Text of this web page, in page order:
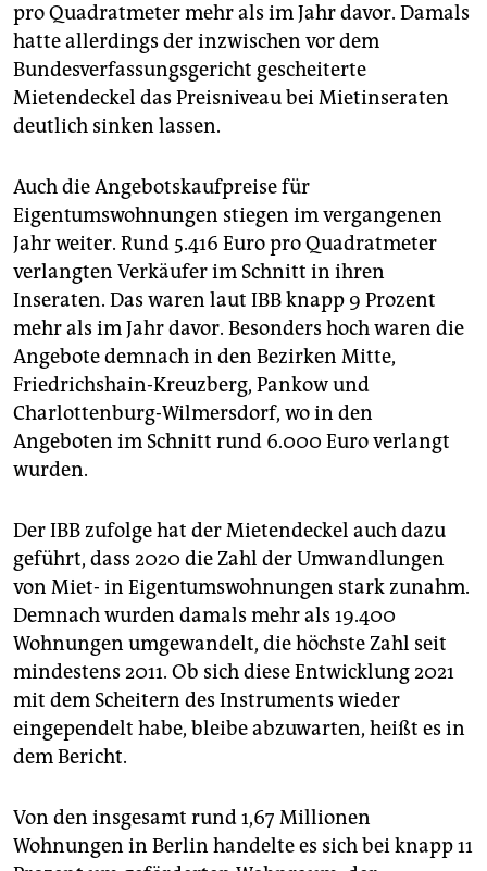
epaper login
pro Quadratmeter mehr als im Jahr davor. Damals
hatte allerdings der inzwischen vor dem
Bundesverfassungsgericht gescheiterte
Mietendeckel das Preisniveau bei Mietinseraten
deutlich sinken lassen.
Auch die Angebotskaufpreise für
Eigentumswohnungen stiegen im vergangenen
Jahr weiter. Rund 5.416 Euro pro Quadratmeter
verlangten Verkäufer im Schnitt in ihren
Inseraten. Das waren laut IBB knapp 9 Prozent
mehr als im Jahr davor. Besonders hoch waren die
Angebote demnach in den Bezirken Mitte,
Friedrichshain-Kreuzberg, Pankow und
Charlottenburg-Wilmersdorf, wo in den
Angeboten im Schnitt rund 6.000 Euro verlangt
wurden.
Der IBB zufolge hat der Mietendeckel auch dazu
geführt, dass 2020 die Zahl der Umwandlungen
von Miet- in Eigentumswohnungen stark zunahm.
Demnach wurden damals mehr als 19.400
Wohnungen umgewandelt, die höchste Zahl seit
mindestens 2011. Ob sich diese Entwicklung 2021
mit dem Scheitern des Instruments wieder
eingependelt habe, bleibe abzuwarten, heißt es in
dem Bericht.
Von den insgesamt rund 1,67 Millionen
Wohnungen in Berlin handelte es sich bei knapp 11